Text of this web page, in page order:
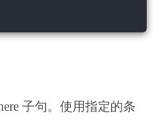
子句。使用指定的条